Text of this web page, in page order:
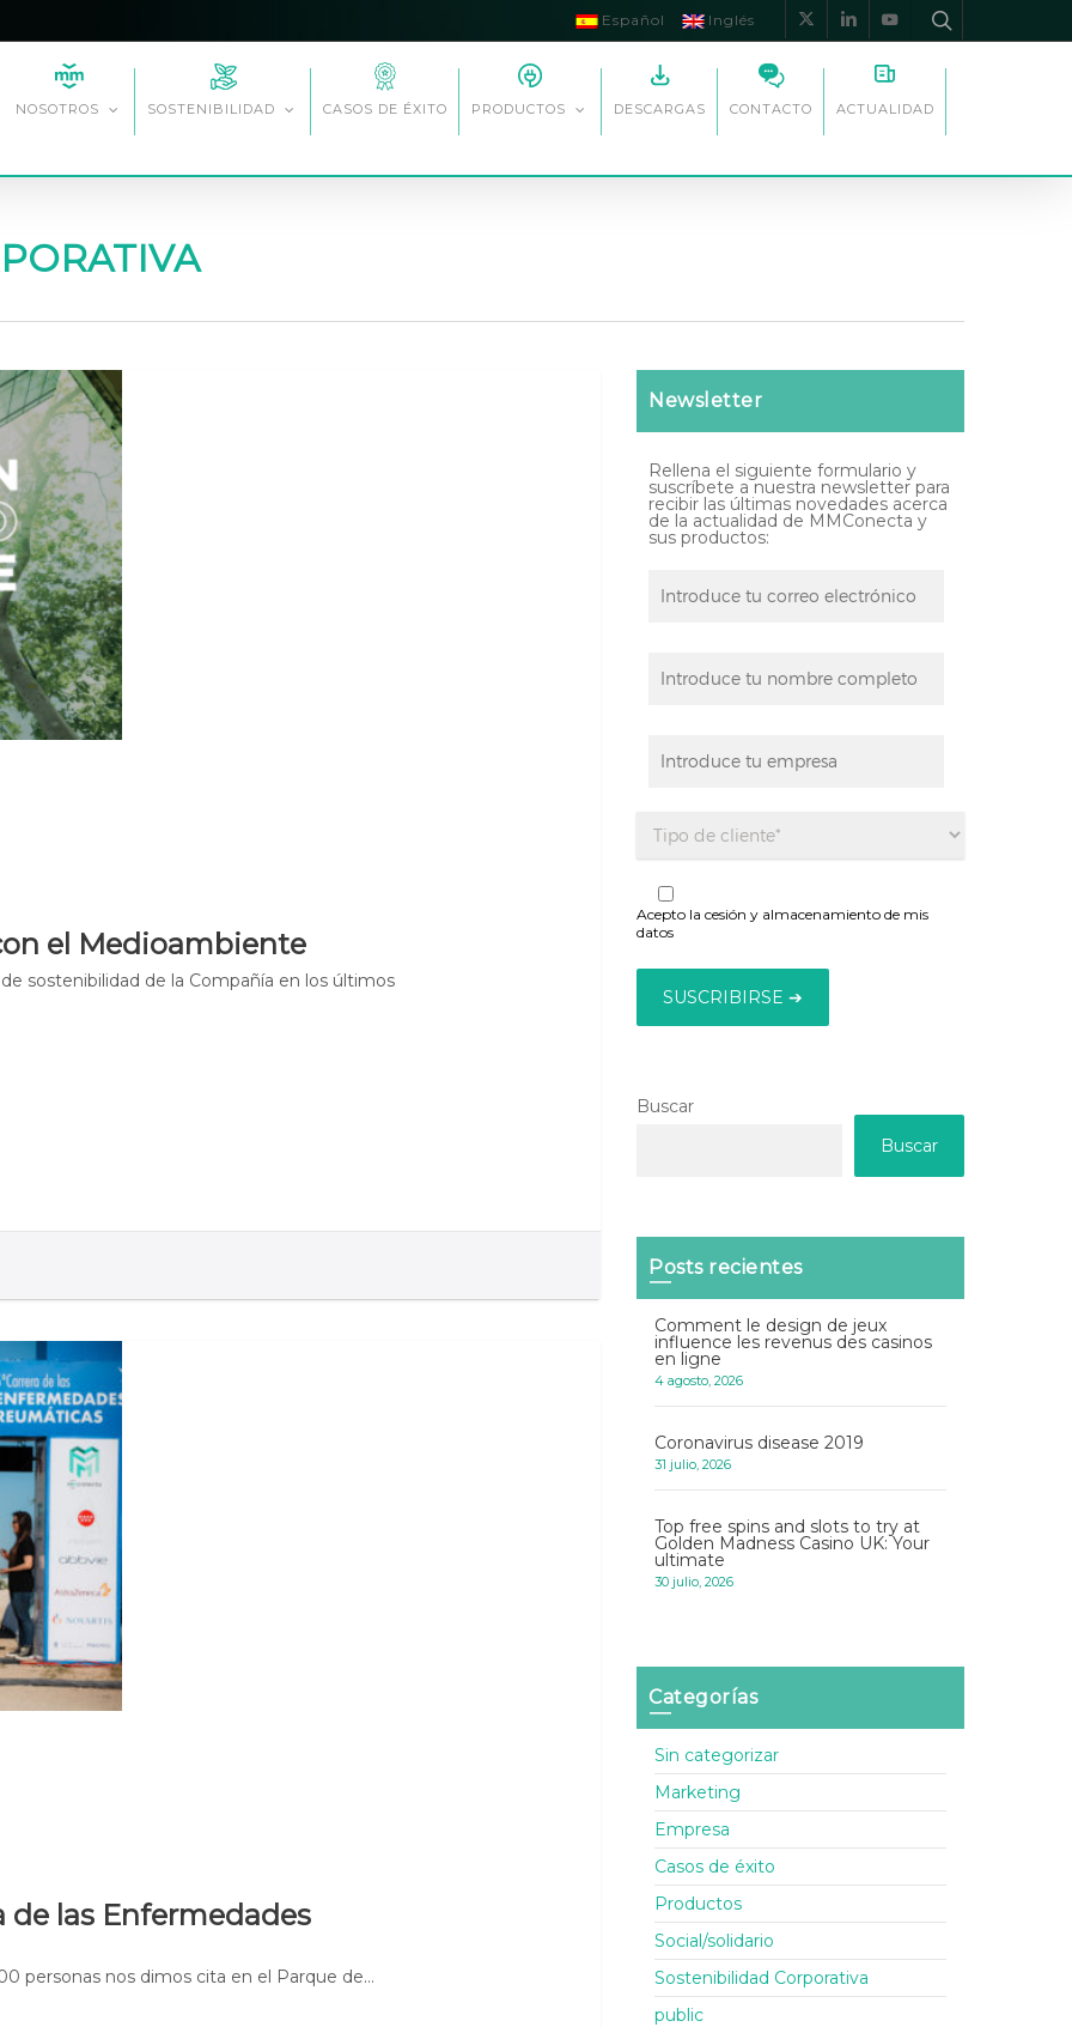
x-
linkedinyoutube
Español Inglés
NOSOTROS SOSTENIBILIDAD CASOS DE ÉXITO PRODUCTOS DESCARGAS CONTACTO ACTUALIDAD
el Medioambiente
sostenibilidad de la Compañía en los últimos
de las Enfermedades
personas nos dimos cita en el Parque de…
Newsletter
Rellena el siguiente formulario y
suscríbete a nuestra newsletter para
recibir las últimas novedades acerca
de la actualidad de MMConecta y
sus productos:
Acepto la cesión y almacenamiento de mis
datos
Buscar
Buscar
Posts recientes
Comment le design de jeux
influence les revenus des casinos
en ligne
4 agosto, 2026
Coronavirus disease 2019
31 julio, 2026
Top free spins and slots to try at
Golden Madness Casino UK: Your
ultimate
30 julio, 2026
Categorías
Sin categorizar
Marketing
Empresa
Casos de éxito
Productos
Social/solidario
Sostenibilidad Corporativa
public